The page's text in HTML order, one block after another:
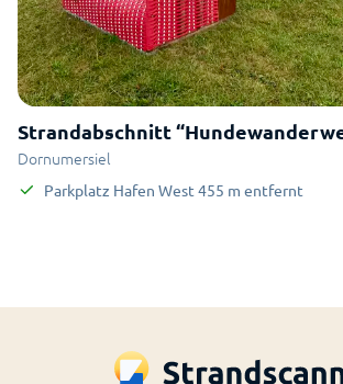
Strandabschnitt
Dornumersiel
Parkplatz Hafen West 455 m entfernt